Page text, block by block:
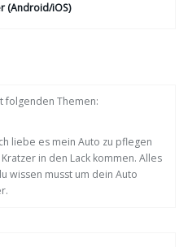
(Android/iOS)
folgenden Themen:
liebe es mein Auto zu pflegen
in den Lack kommen. Alles
wissen musst um dein Auto